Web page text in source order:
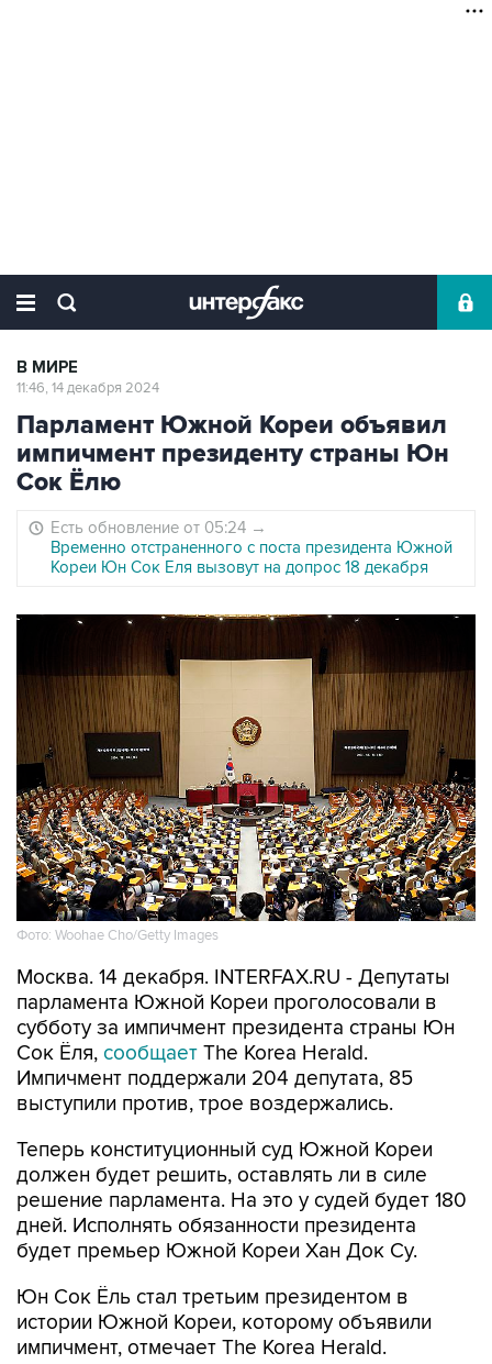
В МИРЕ
11:46, 14 декабря 2024
Парламент Южной Кореи объявил
импичмент президенту страны Юн
Сок Ёлю
Есть обновление от 05:24 →
Временно отстраненного с поста президента Южной
Кореи Юн Сок Еля вызовут на допрос 18 декабря
Фото: Woohae Cho/Getty Images
Москва. 14 декабря. INTERFAX.RU - Депутаты
парламента Южной Кореи проголосовали в
субботу за импичмент президента страны Юн
Сок Ёля, сообщает The Korea Herald.
Импичмент поддержали 204 депутата, 85
выступили против, трое воздержались.
Теперь конституционный суд Южной Кореи
должен будет решить, оставлять ли в силе
решение парламента. На это у судей будет 180
дней. Исполнять обязанности президента
будет премьер Южной Кореи Хан Док Су.
Юн Сок Ёль стал третьим президентом в
истории Южной Кореи, которому объявили
импичмент, отмечает The Korea Herald.